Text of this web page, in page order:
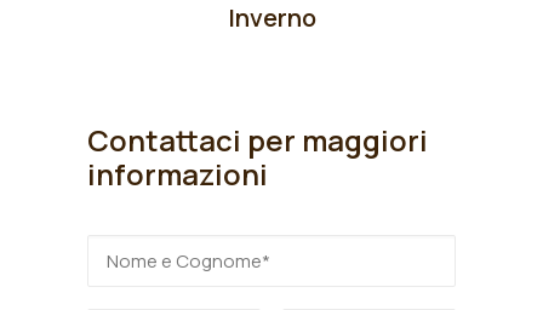
Inverno
Contattaci per maggiori
informazioni